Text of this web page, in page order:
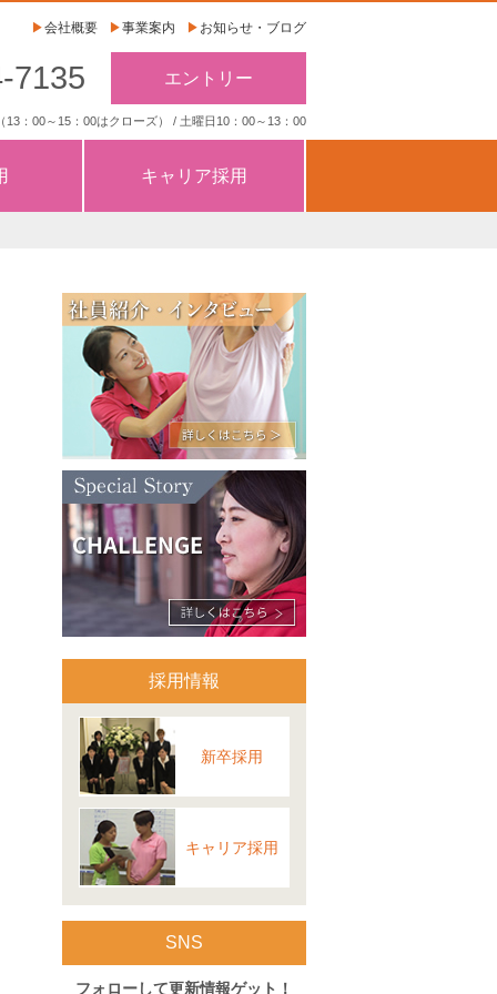
▶会社概要 ▶事業案内 ▶ お知らせ・ブログ
7135
13：00～15：00はクローズ） / 土曜日10：00～13：00
エントリー
キャリア採用
採用情報
新卒採用
キャリア採用
SNS
フォローして更新情報ゲット！